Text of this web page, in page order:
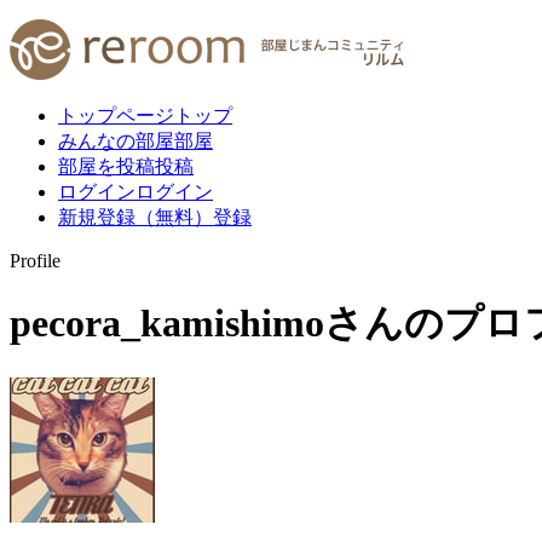
トップページ トップ
みんなの部屋部屋
部屋を投稿投稿
ログイン ログイン
新規登録（無料） 登録
Profile
pecora_kamishimoさんのプロ